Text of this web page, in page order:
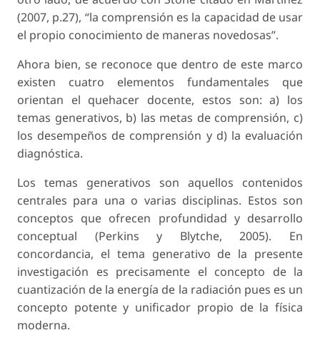
(2007, p.27), “la comprensión es la capacidad de usar
el propio conocimiento de maneras novedosas”.
Ahora bien, se reconoce que dentro de este marco
existen cuatro elementos fundamentales que
orientan el quehacer docente, estos son: a) los
temas generativos, b) las metas de comprensión, c)
los desempeños de comprensión y d) la evaluación
diagnóstica.
Los temas generativos son aquellos contenidos
centrales para una o varias disciplinas. Estos son
conceptos que ofrecen profundidad y desarrollo
conceptual (Perkins y Blytche, 2005). En
concordancia, el tema generativo de la presente
investigación es precisamente el concepto de la
cuantización de la energía de la radiación pues es un
concepto potente y unificador propio de la física
moderna.